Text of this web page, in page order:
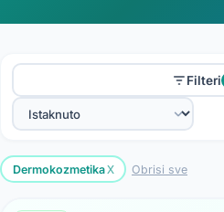
Filteri
Dermokozmetikax Obrisi sve